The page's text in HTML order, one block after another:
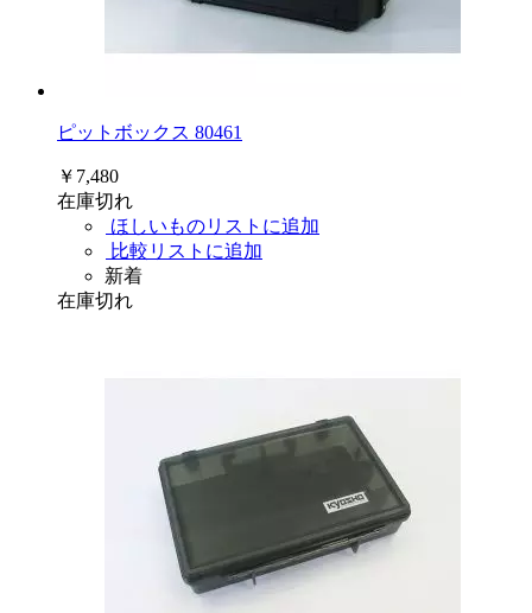
ピットボックス 80461
￥7,480
在庫切れ
ほしいものリストに追加
比較リストに追加
新着
在庫切れ